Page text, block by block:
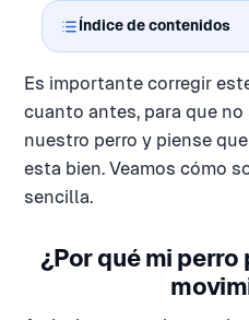
Índice de contenidos
Es importante corregir
cuanto antes, para que
nuestro perro y piense
esta bien. Veamos cómo
sencilla.
¿Por qué mi